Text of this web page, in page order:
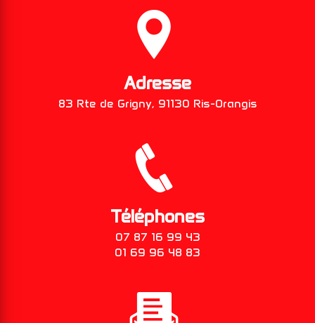
Adresse
83 Rte de Grigny, 91130 Ris-Orangis
Téléphones
07 87 16 99 43
01 69 96 48 83